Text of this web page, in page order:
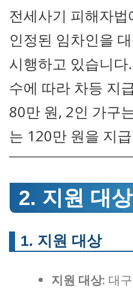
전세사기 피해자
인정된 임차인을
시행하고 있습니
수에 따라 차등 지
80만 원, 2인 가구
는 120만 원을 지
2. 지원 대
1. 지원 대상
지원 대상: 대